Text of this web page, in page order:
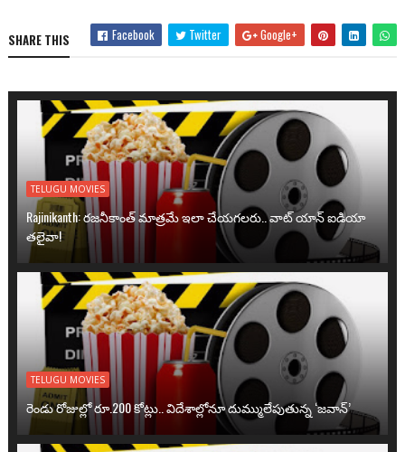
SHARE THIS Facebook Twitter Google+
TELUGU MOVIES
Rajinikanth: రజనీకాంత్ మాత్రమే ఇలా చేయగలరు.. వాట్ యాన్ ఐడియా
తలైవా!
TELUGU MOVIES
రెండు రోజుల్లో రూ.200 కోట్లు.. విదేశాల్లోనూ దుమ్ములేపుతున్న ‘జవాన్’